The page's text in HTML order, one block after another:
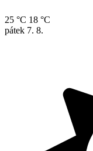
25 °C 18 °C
pátek 7. 8.